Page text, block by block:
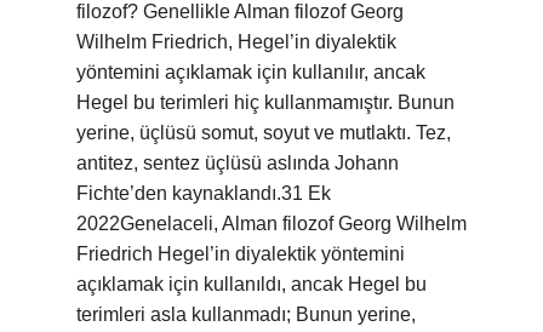
filozof? Genellikle Alman filozof Georg
Wilhelm Friedrich, Hegel’in diyalektik
yöntemini açıklamak için kullanılır, ancak
Hegel bu terimleri hiç kullanmamıştır. Bunun
yerine, üçlüsü somut, soyut ve mutlaktı. Tez,
antitez, sentez üçlüsü aslında Johann
Fichte’den kaynaklandı.31 Ek
2022Genelaceli, Alman filozof Georg Wilhelm
Friedrich Hegel’in diyalektik yöntemini
açıklamak için kullanıldı, ancak Hegel bu
terimleri asla kullanmadı; Bunun yerine,